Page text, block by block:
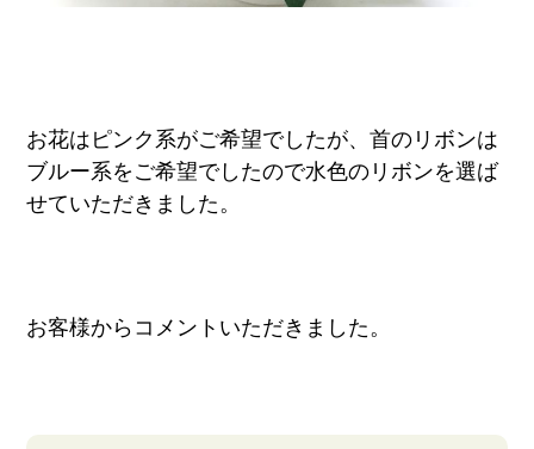
お花はピンク系がご希望でしたが、首のリボンは
ブルー系をご希望でしたので水色のリボンを選ば
せていただきました。
お客様からコメントいただきました。